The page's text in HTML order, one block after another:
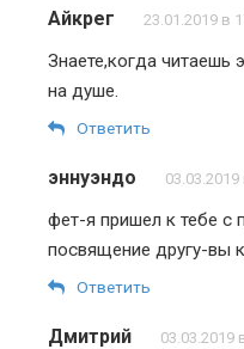
Айкрег 23.01.2019 в
Знаете,когда читаешь
на душе.
Ответить
эннуэндо 03.03.2019
фет-я пришел к тебе с
посвящение другу-вы
Ответить
Дмитрий 03.03.2019